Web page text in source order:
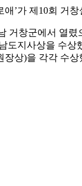
’가 제10회 거
거창군에서 열
도지사상을 수
장상)을 각각 수상